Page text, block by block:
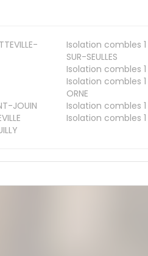
Isolation combles 1
SUR-SEULLES
Isolation combles 1
Isolation combles 1
ORNE
JOUIN Isolation combles 1
Isolation combles 1